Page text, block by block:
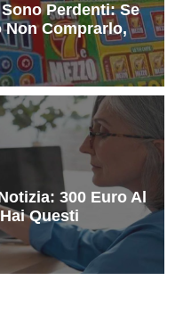
Perdenti: Se
Non Comprarlo,
300 Euro Al
Questi